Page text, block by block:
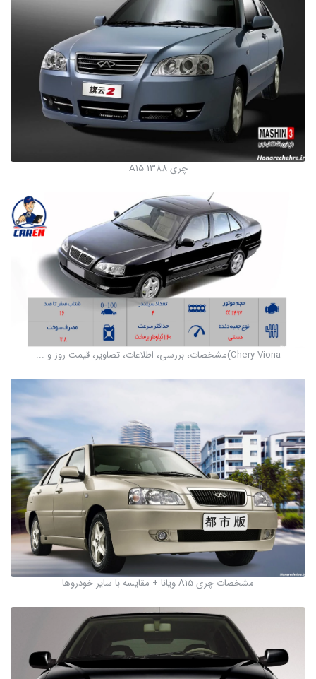
چری A15 1388
Chery Viona)مشخصات، بررسی، اطلاعات، تصاویر، قیمت روز و ...
مشخصات چری A15 ویانا + مقایسه با سایر خودروها